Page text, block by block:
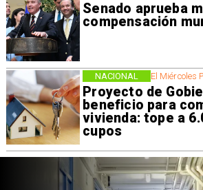
Senado aprueba
compensación
El Miércoles
Proyecto de
beneficio para
vivienda: tope a
cupos
NACIONAL